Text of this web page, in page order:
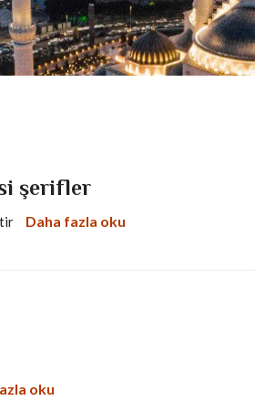
şerifler
Daha fazla oku
oku